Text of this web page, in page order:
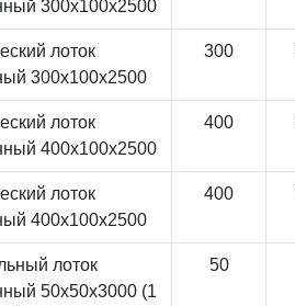
300x100x2500
лоток
300x100x2500
300
лоток
400x100x2500
400
лоток
400x100x2500
400
лоток
50x50x3000 (1
50